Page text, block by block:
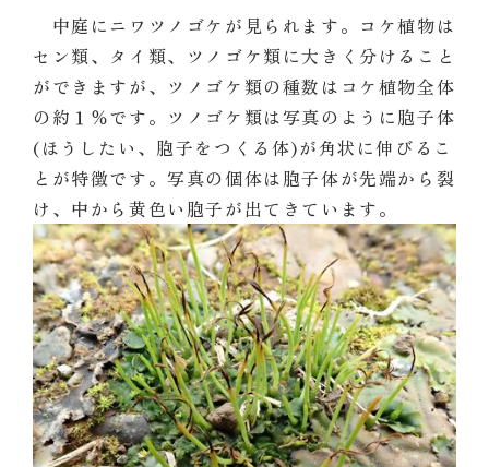
中庭にニワツノゴケが見られます。コケ植物は
セン類、タイ類、ツノゴケ類に大きく分けること
ができますが、ツノゴケ類の種数はコケ植物全体
の約１％です。ツノゴケ類は写真のように胞子体
(ほうしたい、胞子をつくる体)が角状に伸びるこ
とが特徴です。写真の個体は胞子体が先端から裂
け、中から黄色い胞子が出てきています。